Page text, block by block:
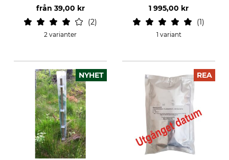
från 39,00 kr
2
2 varianter
1 995,00 kr
1
1 variant
NYHET REA